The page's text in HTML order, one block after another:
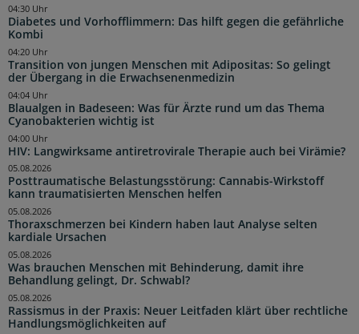
Diabetes und Vorhofflimmern: Das hilft gegen die gefährliche
Kombi
04:30 Uhr
Transition von jungen Menschen mit Adipositas: So gelingt
der Übergang in die Erwachsenenmedizin
04:20 Uhr
Blaualgen in Badeseen: Was für Ärzte rund um das Thema
Cyanobakterien wichtig ist
04:04 Uhr
HIV: Langwirksame antiretrovirale Therapie auch bei Virämie?
04:00 Uhr
Posttraumatische Belastungsstörung: Cannabis-Wirkstoff
kann traumatisierten Menschen helfen
05.08.2026
Thoraxschmerzen bei Kindern haben laut Analyse selten
kardiale Ursachen
05.08.2026
Was brauchen Menschen mit Behinderung, damit ihre
Behandlung gelingt, Dr. Schwabl?
05.08.2026
Rassismus in der Praxis: Neuer Leitfaden klärt über rechtliche
Handlungsmöglichkeiten auf
05.08.2026